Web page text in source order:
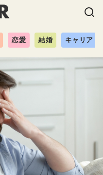
恋愛 結婚 キャリア